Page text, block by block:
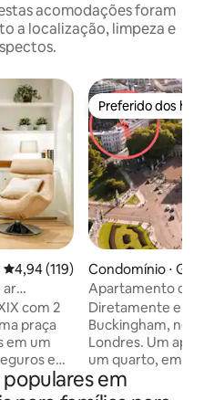
acomodações foram
a localização, limpeza e
4,94 de uma avaliação média de
4,94 (119)
ar
com 2
praça
em um
e
visitar os
Preferido dos
Preferido dos
Condomínio ⋅
es
Apartamento de
Buckingham com
Diretamente em
Buckingham, no
Londres. Um
um quarto, em
século XIX,
Localização
em